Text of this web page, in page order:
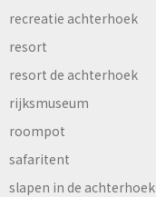
recreatie achterhoek
resort
resort de achterhoek
rijksmuseum
roompot
safaritent
slapen in de achterhoek